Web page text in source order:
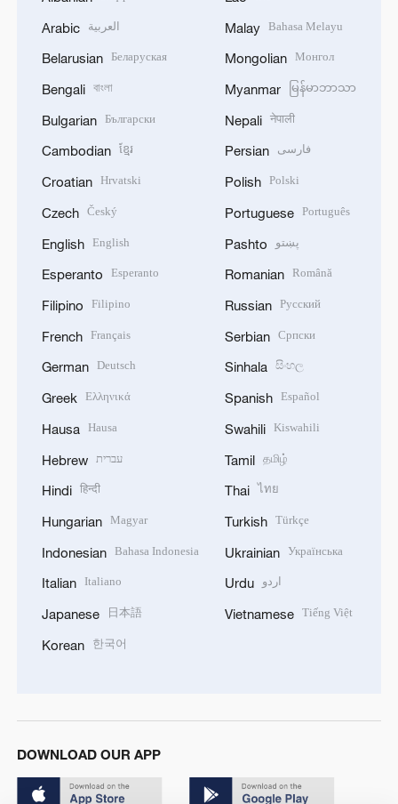
Arabic العربية
Belarusian Беларуская
Bengali বাংলা
Bulgarian Български
Cambodian ខ្មែរ
Croatian Hrvatski
Czech Český
English English
Esperanto Esperanto
Filipino Filipino
French Français
German Deutsch
Greek Ελληνικά
Hausa Hausa
Hebrew עברית
Hindi हिन्दी
Hungarian Magyar
Indonesian Bahasa Indonesia
Italian Italiano
Japanese 日本語
Korean 한국어
Malay Bahasa Melayu
Mongolian Монгол
Myanmar မြန်မာဘာသာ
Nepali नेपाली
Persian فارسی
Polish Polski
Portuguese Português
Pashto پښتو
Romanian Română
Russian Русский
Serbian Српски
Sinhala සිංහල
Spanish Español
Swahili Kiswahili
Tamil தமிழ்
Thai ไทย
Turkish Türkçe
Ukrainian Українська
Urdu اردو
Vietnamese Tiếng Việt
DOWNLOAD OUR APP